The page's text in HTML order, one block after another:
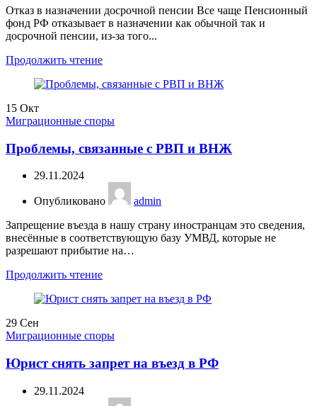
Отказ в назначении досрочной пенсии Все чаще Пенсионный
фонд РФ отказывает в назначении как обычной так и
досрочной пенсии, из-за того...
Продолжить чтение
15 Окт
Миграционные споры
Проблемы, связанные с РВП и ВНЖ
29.11.2024
Опубликовано
admin
Запрещение въезда в нашу страну иностранцам это сведения,
внесённые в соответствующую базу УМВД, которые не
разрешают прибытие на…
Продолжить чтение
29 Сен
Миграционные споры
Юрист снять запрет на въезд в РФ
29.11.2024